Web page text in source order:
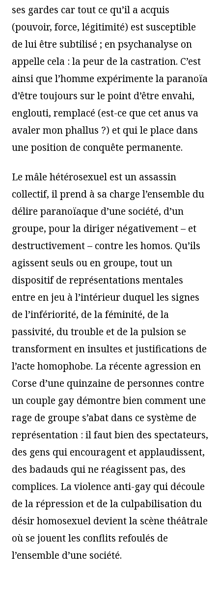
ses gardes car tout ce qu’il a acquis
(pouvoir, force, légitimité) est susceptible
de lui être subtilisé ; en psychanalyse on
appelle cela : la peur de la castration. C’est
ainsi que l’homme expérimente la paranoïa
d’être toujours sur le point d’être envahi,
englouti, remplacé (est-ce que cet anus va
avaler mon phallus ?) et qui le place dans
une position de conquête permanente.
Le mâle hétérosexuel est un assassin
collectif, il prend à sa charge l’ensemble du
délire paranoïaque d’une société, d’un
groupe, pour la diriger négativement – et
destructivement – contre les homos. Qu’ils
agissent seuls ou en groupe, tout un
dispositif de représentations mentales
entre en jeu à l’intérieur duquel les signes
de l’infériorité, de la féminité, de la
passivité, du trouble et de la pulsion se
transforment en insultes et justifications de
l’acte homophobe. La récente agression en
Corse d’une quinzaine de personnes contre
un couple gay démontre bien comment une
rage de groupe s’abat dans ce système de
représentation : il faut bien des spectateurs,
des gens qui encouragent et applaudissent,
des badauds qui ne réagissent pas, des
complices. La violence anti-gay qui découle
de la répression et de la culpabilisation du
désir homosexuel devient la scène théâtrale
où se jouent les conflits refoulés de
l’ensemble d’une société.